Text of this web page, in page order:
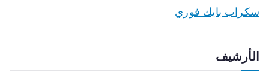
سكراب بايك فوري
الأرشيف